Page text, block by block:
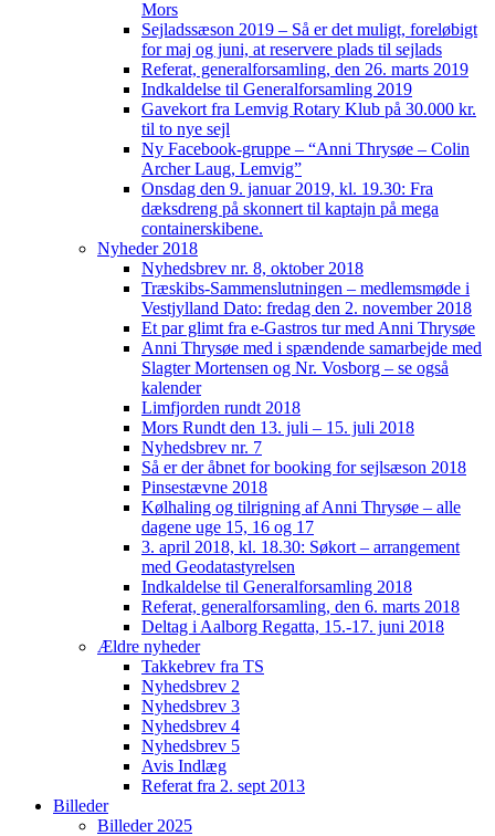
Mors
Sejladssæson 2019 – Så er det muligt, foreløbigt
for maj og juni, at reservere plads til sejlads
Referat, generalforsamling, den 26. marts 2019
Indkaldelse til Generalforsamling 2019
Gavekort fra Lemvig Rotary Klub på 30.000 kr.
til to nye sejl
Ny Facebook-gruppe – “Anni Thrysøe – Colin
Archer Laug, Lemvig”
Onsdag den 9. januar 2019, kl. 19.30: Fra
dæksdreng på skonnert til kaptajn på mega
containerskibene.
Nyheder 2018
Nyhedsbrev nr. 8, oktober 2018
Træskibs-Sammenslutningen – medlemsmøde i
Vestjylland Dato: fredag den 2. november 2018
Et par glimt fra e-Gastros tur med Anni Thrysøe
Anni Thrysøe med i spændende samarbejde med
Slagter Mortensen og Nr. Vosborg – se også
kalender
Limfjorden rundt 2018
Mors Rundt den 13. juli – 15. juli 2018
Nyhedsbrev nr. 7
Så er der åbnet for booking for sejlsæson 2018
Pinsestævne 2018
Kølhaling og tilrigning af Anni Thrysøe – alle
dagene uge 15, 16 og 17
3. april 2018, kl. 18.30: Søkort – arrangement
med Geodatastyrelsen
Indkaldelse til Generalforsamling 2018
Referat, generalforsamling, den 6. marts 2018
Deltag i Aalborg Regatta, 15.-17. juni 2018
Ældre nyheder
Takkebrev fra TS
Nyhedsbrev 2
Nyhedsbrev 3
Nyhedsbrev 4
Nyhedsbrev 5
Avis Indlæg
Referat fra 2. sept 2013
Billeder
Billeder 2025